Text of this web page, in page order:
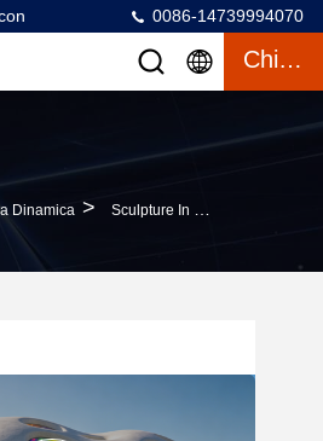
0086-14739994070
Chiacchierata
Dinamica > Sculpture In FRP Resistenti Alle Intemperie All'aperto A Dimensioni Personalizzate Con Ombra Luminosa Arcobaleno Dinamica Per Il Design Del Paesaggio